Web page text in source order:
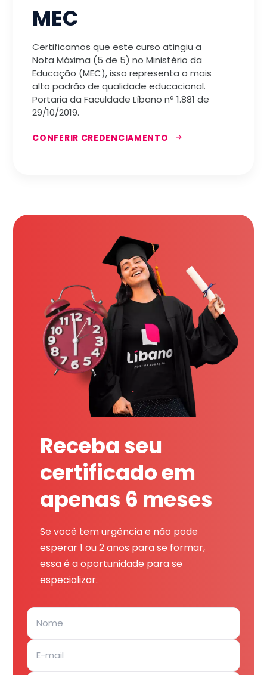
MEC
Certificamos que este curso atingiu a
Nota Máxima (5 de 5) no Ministério da
Educação (MEC), isso representa o mais
alto padrão de qualidade educacional.
Portaria da Faculdade Líbano nª 1.881 de
29/10/2019.
CONFERIR CREDENCIAMENTO
Receba seu
certificado em
apenas 6 meses
Se você tem urgência e não pode
esperar 1 ou 2 anos para se formar,
essa é a oportunidade para se
especializar.